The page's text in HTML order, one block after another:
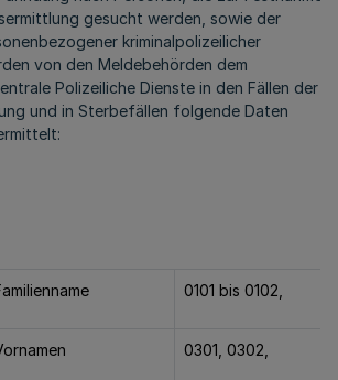
gesucht werden, sowie der
kriminalpolizeilicher
von den Meldebehörden dem
Polizeiliche Dienste in den Fällen der
und in Sterbefällen folgende Daten
0101 bis 0102,
0301, 0302,